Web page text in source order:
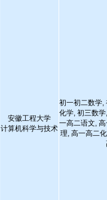
安徽工程大学
计算机科学与技术
初一初二数学,
化学, 初三数
一高二语文,
理, 高一高二